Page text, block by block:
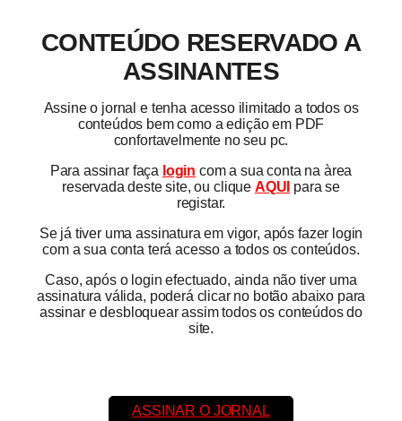
CONTEÚDO RESERVADO A
ASSINANTES
Assine o jornal e tenha acesso ilimitado a todos os
conteúdos bem como a edição em PDF
confortavelmente no seu pc.
Para assinar faça login com a sua conta na àrea
reservada deste site, ou clique AQUI para se
registar.
Se já tiver uma assinatura em vigor, após fazer login
com a sua conta terá acesso a todos os conteúdos.
Caso, após o login efectuado, ainda não tiver uma
assinatura válida, poderá clicar no botão abaixo para
assinar e desbloquear assim todos os conteúdos do
site.
ASSINAR O JORNAL